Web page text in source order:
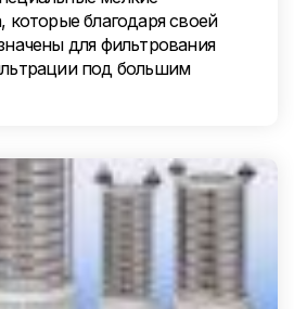
которые благодаря своей
для фильтрования
под большим